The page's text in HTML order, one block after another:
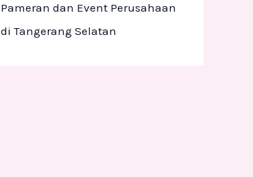
Pameran dan Event Perusahaan
di Tangerang Selatan